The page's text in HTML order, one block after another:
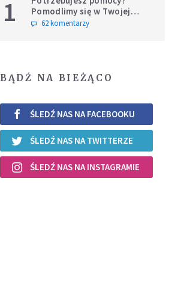
1
Pomodlimy się w Twojej
intencji
62 komentarzy
BĄDŹ NA BIEŻĄCO
ŚLEDŹ NAS NA FACEBOOKU
ŚLEDŹ NAS NA TWITTERZE
ŚLEDŹ NAS NA INSTAGRAMIE